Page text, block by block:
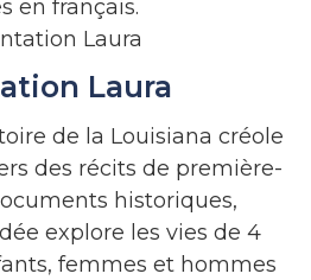
en français.
Laura
de la Louisiana créole
des récits de première-
historiques,
explore les vies de 4
femmes et hommes